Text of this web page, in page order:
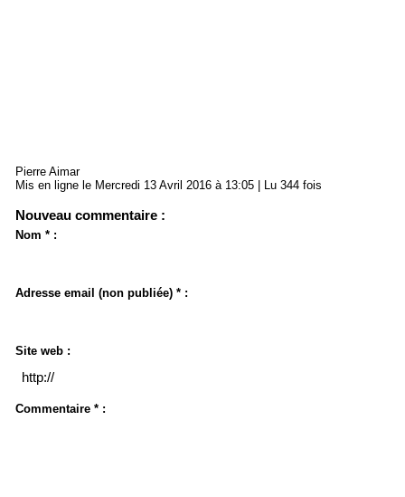
Pierre Aimar
Mis en ligne le Mercredi 13 Avril 2016 à 13:05 | Lu 344 fois
Nouveau commentaire :
Nom * :
Adresse email (non publiée) * :
Site web :
Commentaire * :